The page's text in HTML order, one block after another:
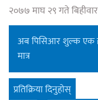
२०७७ माघ २९ गते
अब पिसिआर शुल्क एक
मात्र
प्रतिक्रिया दिनुहोस्